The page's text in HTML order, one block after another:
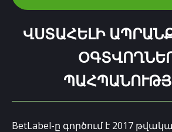
ՎՍՏԱՀԵԼԻ
BetLabel-ը գործում է 2017